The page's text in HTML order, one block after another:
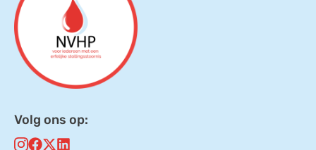
Volg ons op: